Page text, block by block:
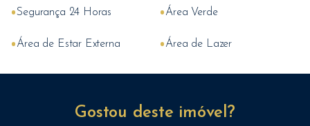
•Segurança 24 Horas •Área Verde
•Área de Estar Externa •Área de Lazer
Gostou deste imóvel?